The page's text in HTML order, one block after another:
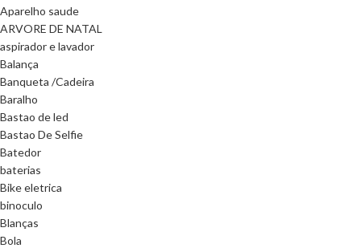
Aparelho saude
ARVORE DE NATAL
aspirador e lavador
Balança
Banqueta /Cadeira
Baralho
Bastao de led
Bastao De Selfie
Batedor
baterias
Bike eletrica
binoculo
Blanças
Bola